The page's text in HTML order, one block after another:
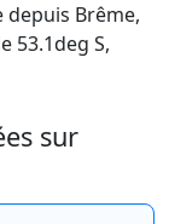
Brême,
53.1deg S,
sur